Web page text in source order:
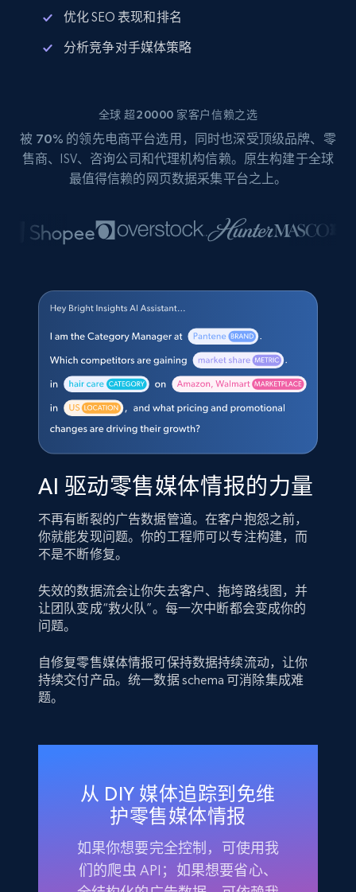
优化 SEO 表现和排名
分析竞争对手媒体策略
全球 超20000 家客户信赖之选
被 70% 的领先电商平台选用，同时也深受顶级品牌、零
售商、ISV、咨询公司和代理机构信赖。原生构建于全球
最值得信赖的网页数据采集平台之上。
AI 驱动零售媒体情报的力量
不再有断裂的广告数据管道。在客户抱怨之前，
你就能发现问题。你的工程师可以专注构建，而
不是不断修复。
失效的数据流会让你失去客户、拖垮路线图，并
让团队变成“救火队”。每一次中断都会变成你的
问题。
自修复零售媒体情报可保持数据持续流动，让你
持续交付产品。统一数据 schema 可消除集成难
题。
从 DIY 媒体追踪到免维
护零售媒体情报
如果你想要完全控制，可使用我
们的爬虫 API；如果想要省心、